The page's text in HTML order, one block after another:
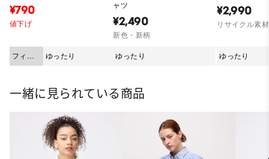
¥790
値下げ
フィッ
ト
ゆったり
ャツ
¥2,490
新色・新柄
ゆったり
¥2,990
リサイクル素材
ゆったり
一緒に見られている商品